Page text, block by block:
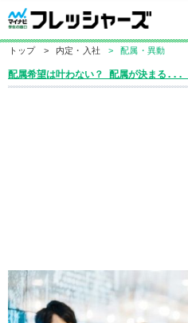
トップ > 内定・入社 > 配属・異動
配属希望は叶わない？ 配属が決まる...